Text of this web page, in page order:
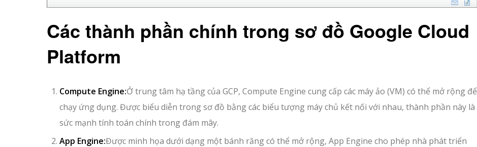
Các thành phần chính trong sơ đồ Google Cloud
Platform
Compute Engine:Ở trung tâm hạ tầng của GCP, Compute Engine cung cấp các máy ảo (VM) có thể mở rộng để
chạy ứng dụng. Được biểu diễn trong sơ đồ bằng các biểu tượng máy chủ kết nối với nhau, thành phần này là
sức mạnh tính toán chính trong đám mây.
App Engine:Được minh họa dưới dạng một bánh răng có thể mở rộng, App Engine cho phép nhà phát triển